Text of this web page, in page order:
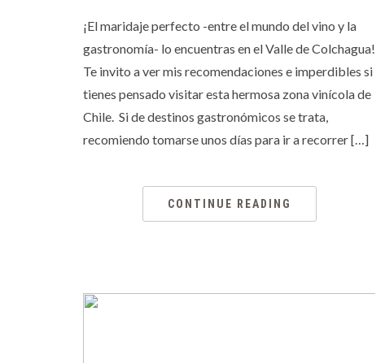
¡El maridaje perfecto -entre el mundo del vino y la
gastronomía- lo encuentras en el Valle de Colchagua!
Te invito a ver mis recomendaciones e imperdibles si
tienes pensado visitar esta hermosa zona vinícola de
Chile. Si de destinos gastronómicos se trata,
recomiendo tomarse unos días para ir a recorrer […]
CONTINUE READING